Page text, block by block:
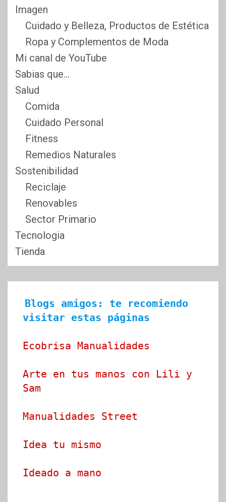
Imagen
Cuidado y Belleza, Productos de Estética
Ropa y Complementos de Moda
Mi canal de YouTube
Sabias que…
Salud
Comida
Cuidado Personal
Fitness
Remedios Naturales
Sostenibilidad
Reciclaje
Renovables
Sector Primario
Tecnologia
Tienda
Blogs amigos: te recomiendo
visitar estas páginas
Ecobrisa Manualidades
Arte en tus manos con Lili y
Sam
Manualidades Street
Idea tu mismo
Ideado a mano